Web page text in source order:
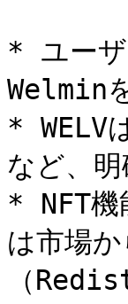
* ユーザ
Welmin
* WELV
など、
* NFT機
は市場
（